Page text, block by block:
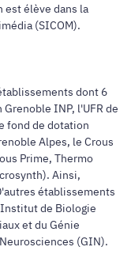
est élève dans la
(SICOM).
dont 6
INP, l'UFR de
fond de dotation
Alpes, le Crous
Prime, Thermo
Ainsi,
établissements
de Biologie
et du Génie
(GIN).